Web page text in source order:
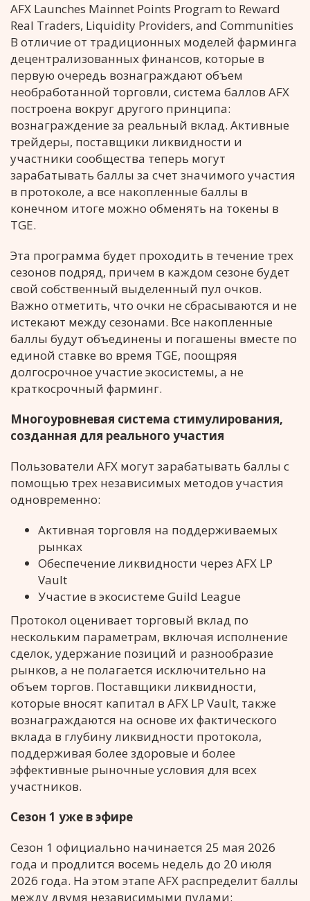
AFX Launches Mainnet Points Program to Reward
Real Traders, Liquidity Providers, and Communities
В отличие от традиционных моделей фарминга
децентрализованных финансов, которые в
первую очередь вознаграждают объем
необработанной торговли, система баллов AFX
построена вокруг другого принципа:
вознаграждение за реальный вклад. Активные
трейдеры, поставщики ликвидности и
участники сообщества теперь могут
зарабатывать баллы за счет значимого участия
в протоколе, а все накопленные баллы в
конечном итоге можно обменять на токены в
TGE.
Эта программа будет проходить в течение трех
сезонов подряд, причем в каждом сезоне будет
свой собственный выделенный пул очков.
Важно отметить, что очки не сбрасываются и не
истекают между сезонами. Все накопленные
баллы будут объединены и погашены вместе по
единой ставке во время TGE, поощряя
долгосрочное участие экосистемы, а не
краткосрочный фарминг.
Многоуровневая система стимулирования,
созданная для реального участия
Пользователи AFX могут зарабатывать баллы с
помощью трех независимых методов участия
одновременно:
Активная торговля на поддерживаемых
рынках
Обеспечение ликвидности через AFX LP
Vault
Участие в экосистеме Guild League
Протокол оценивает торговый вклад по
нескольким параметрам, включая исполнение
сделок, удержание позиций и разнообразие
рынков, а не полагается исключительно на
объем торгов. Поставщики ликвидности,
которые вносят капитал в AFX LP Vault, также
вознаграждаются на основе их фактического
вклада в глубину ликвидности протокола,
поддерживая более здоровые и более
эффективные рыночные условия для всех
участников.
Сезон 1 уже в эфире
Сезон 1 официально начинается 25 мая 2026
года и продлится восемь недель до 20 июля
2026 года. На этом этапе AFX распределит баллы
между двумя независимыми пулами: